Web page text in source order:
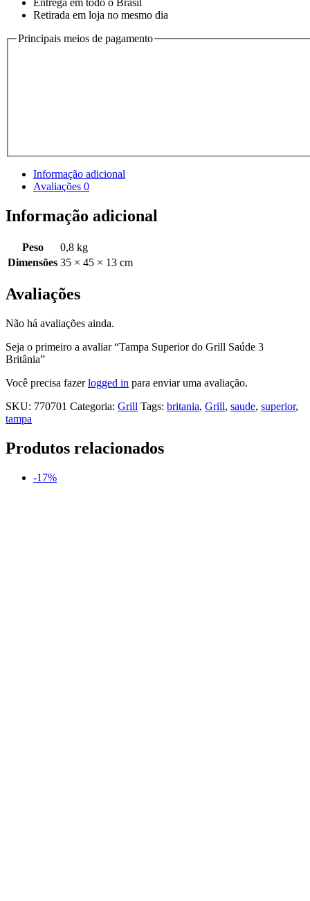
Entrega em todo o Brasil
Retirada em loja no mesmo dia
Principais meios de pagamento
Informação adicional
Avaliações 0
Informação adicional
Peso
0,8 kg
Dimensões 35 × 45 × 13 cm
Avaliações
Não há avaliações ainda.
Seja o primeiro a avaliar “Tampa Superior do Grill Saúde 3
Britânia”
Você precisa fazerlogged in para enviar uma avaliação.
SKU: 770701 Categoria: Grill Tags: britania, Grill, saude, superior,
tampa
Produtos relacionados
-17%